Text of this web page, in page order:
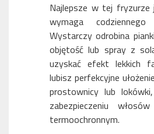
Najlepsze w tej
wymaga codziennego
Wystarczy odrobina
objętość lub spray z
uzyskać efekt lekkich
lubisz perfekcyjne
prostownicy lub
zabezpieczeniu
termoochronnym.